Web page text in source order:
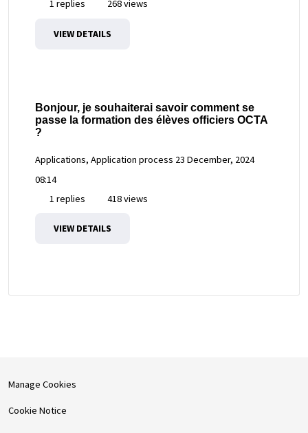
1 replies
268 views
VIEW DETAILS
Bonjour, je souhaiterai savoir comment se
passe la formation des élèves officiers OCTA
?
Applications, Application process 23 December, 2024
08:14
1 replies
418 views
VIEW DETAILS
Manage Cookies
Cookie Notice